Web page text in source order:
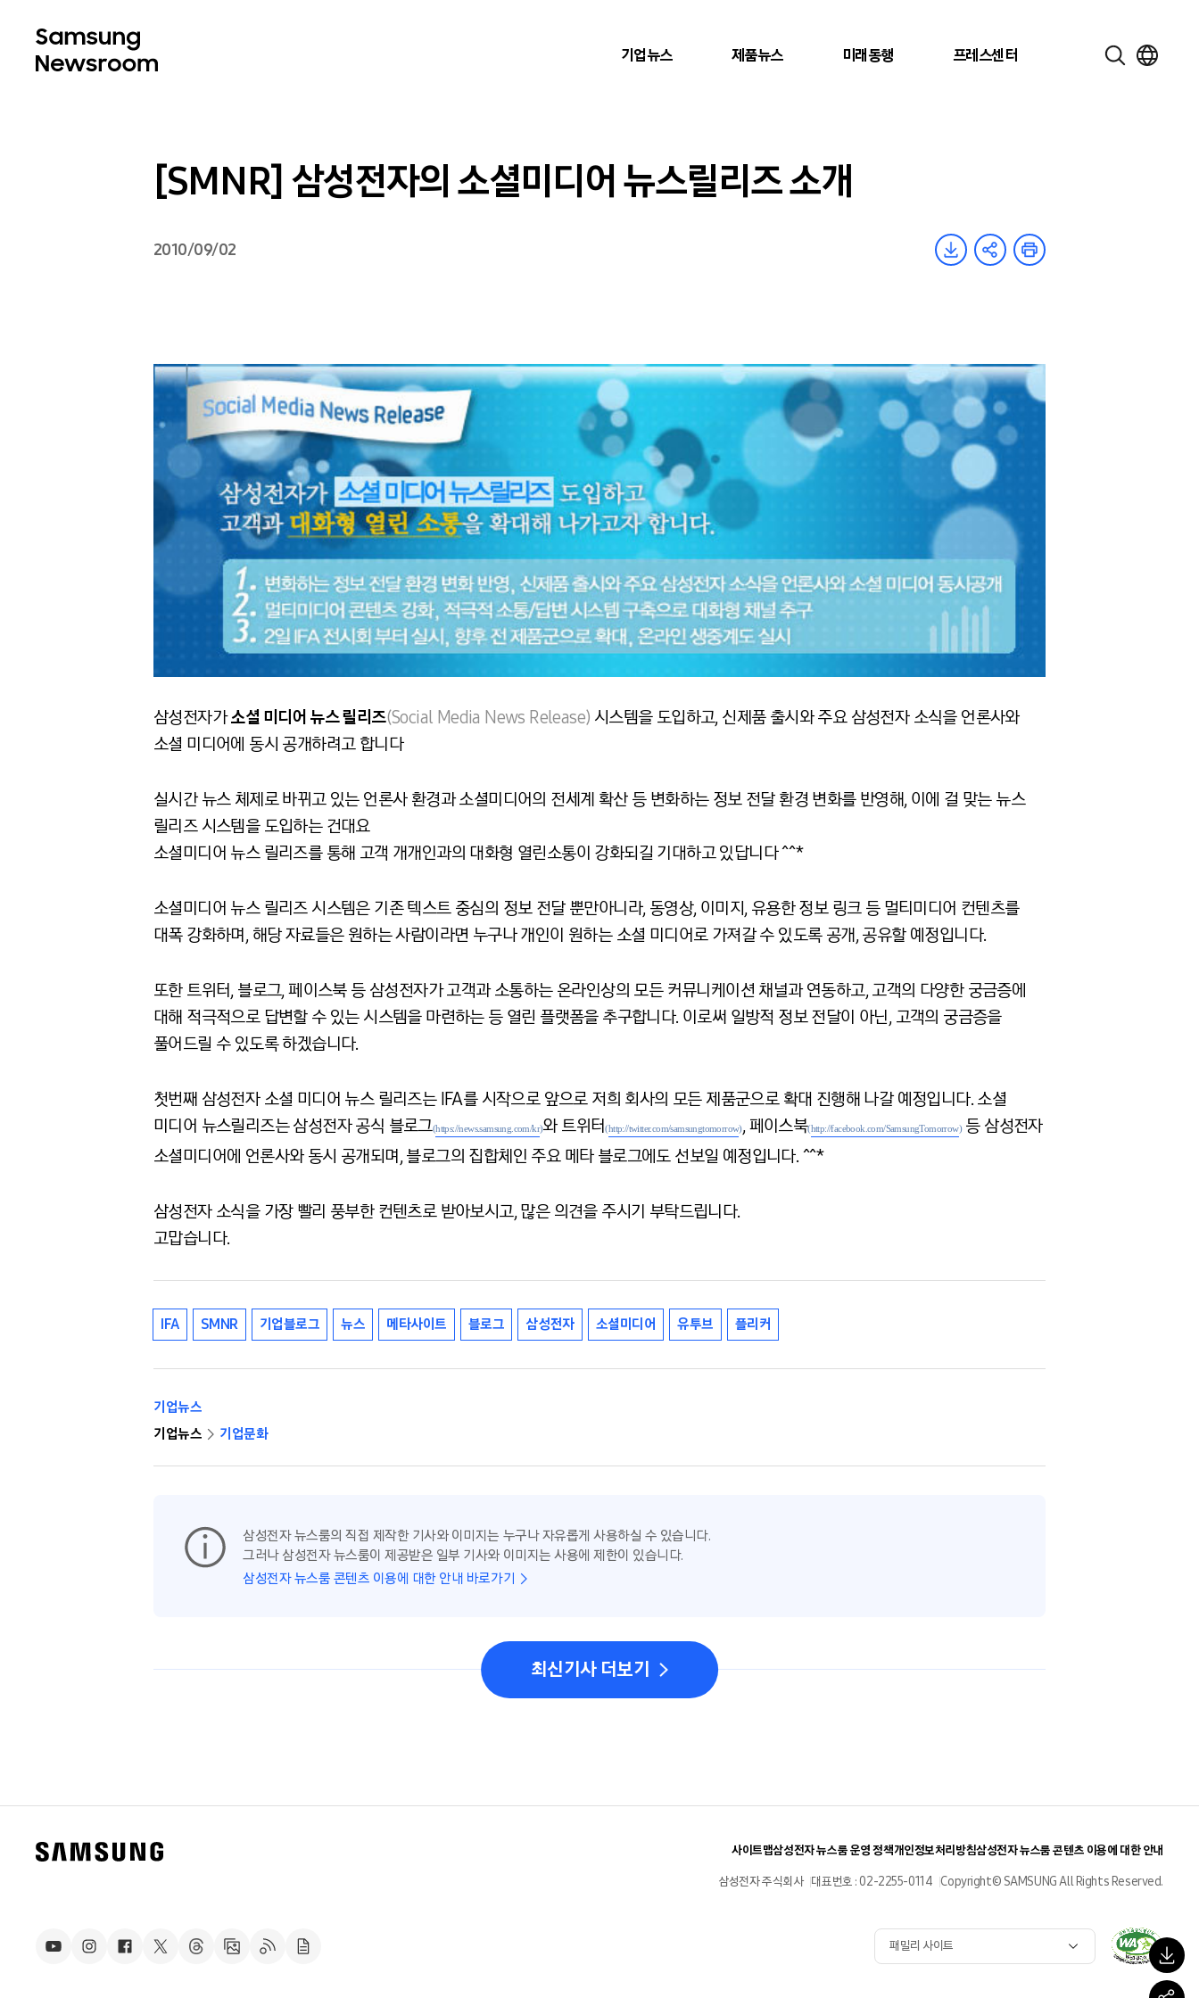
기업뉴스 제품뉴스 미래동행 프레스센터
[SMNR] 삼성전자의 소셜미디어 뉴스릴리즈 소개
2010/09/02
삼성전자가소셜 미디어 뉴스 릴리즈(Social Media News Release) 시스템을 도입하고, 신제품 출시와 주요 삼성전자 소식을 언론사와
소셜 미디어에 동시 공개하려고 합니다
실시간 뉴스 체제로 바뀌고 있는 언론사 환경과 소셜미디어의 전세계 확산 등 변화하는 정보 전달 환경 변화를 반영해, 이에 걸 맞는 뉴스
릴리즈 시스템을 도입하는 건대요
소셜미디어 뉴스 릴리즈를 통해 고객 개개인과의 대화형 열린소통이 강화되길 기대하고 있답니다 ^^*
소셜미디어 뉴스 릴리즈 시스템은 기존 텍스트 중심의 정보 전달 뿐만아니라, 동영상, 이미지, 유용한 정보 링크 등 멀티미디어 컨텐츠를
대폭 강화하며, 해당 자료들은 원하는 사람이라면 누구나 개인이 원하는 소셜 미디어로 가져갈 수 있도록 공개, 공유할 예정입니다.
또한 트위터, 블로그, 페이스북 등 삼성전자가 고객과 소통하는 온라인상의 모든 커뮤니케이션 채널과 연동하고, 고객의 다양한 궁금증에
대해 적극적으로 답변할 수 있는 시스템을 마련하는 등 열린 플랫폼을 추구합니다. 이로써 일방적 정보 전달이 아닌, 고객의 궁금증을
풀어드릴 수 있도록 하겠습니다.
첫번째 삼성전자 소셜 미디어 뉴스 릴리즈는 IFA를 시작으로 앞으로 저희 회사의 모든 제품군으로 확대 진행해 나갈 예정입니다. 소셜
미디어 뉴스릴리즈는 삼성전자 공식 블로그(https://news.samsung.com/kr)와 트위터(http://twitter.com/samsungtomorrow), 페이스북(http://facebook.com/SamsungTomorrow)등 삼성전자
소셜미디어에 언론사와 동시 공개되며, 블로그의 집합체인 주요 메타 블로그에도 선보일 예정입니다. ^^*
삼성전자 소식을 가장 빨리 풍부한 컨텐츠로 받아보시고, 많은 의견을 주시기 부탁드립니다.
고맙습니다.
IFA SMNR 기업블로그 뉴스 메타사이트 블로그 삼성전자 소셜미디어 유투브 플리커
기업뉴스
기업뉴스
기업문화
삼성전자 뉴스룸의 직접 제작한 기사와 이미지는 누구나 자유롭게 사용하실 수 있습니다.
그러나 삼성전자 뉴스룸이 제공받은 일부 기사와 이미지는 사용에 제한이 있습니다.
삼성전자 뉴스룸 콘텐츠 이용에 대한 안내 바로가기
최신기사 더보기
사이트맵삼성전자 뉴스룸 운영 정책개인정보처리방침삼성전자 뉴스룸 콘텐츠 이용에 대한 안내
삼성전자 주식회사 대표번호 : 02-2255-0114 Copyright© SAMSUNG All Rights Reserved.
패밀리 사이트